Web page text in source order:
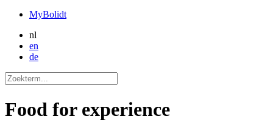
MyBolidt
nl
en
de
Food for experience